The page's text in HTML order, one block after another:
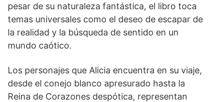
pesar de su naturaleza fantástica, el libro toca
temas universales como el deseo de escapar de
la realidad y la búsqueda de sentido en un
mundo caótico.
Los personajes que Alicia encuentra en su viaje,
desde el conejo blanco apresurado hasta la
Reina de Corazones despótica, representan